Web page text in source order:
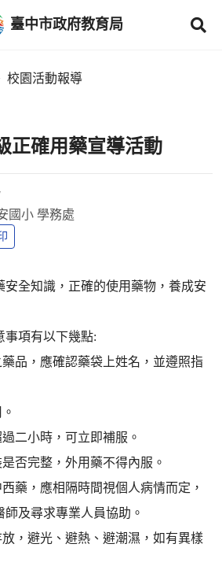
臺中市政府教育局
校園活動報導
正確用藥宣導活動
國小 學務處
安全知識，正確的使用藥物，養成安
事項有以下幾點:
品，應確認藥袋上姓名，並遵照指
二小時，可立即補服。
否完整，外用藥不得內服。
藥，應相隔時間視個人病情而定，
及尋求專業人員協助。
，避光、避熱、避潮濕，如有異樣